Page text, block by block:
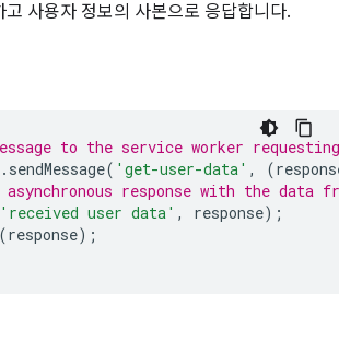
고 사용자 정보의 사본으로 응답합니다.
to the service worker
. sendMessage( 'get-user-data' , (
response with the data
'received user data' , response);
(response);